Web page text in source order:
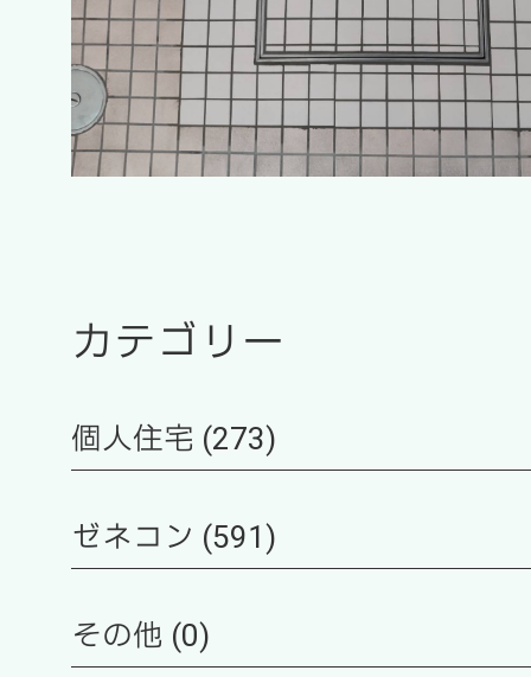
カテゴリー
個人住宅 (273)
ゼネコン (591)
その他 (0)